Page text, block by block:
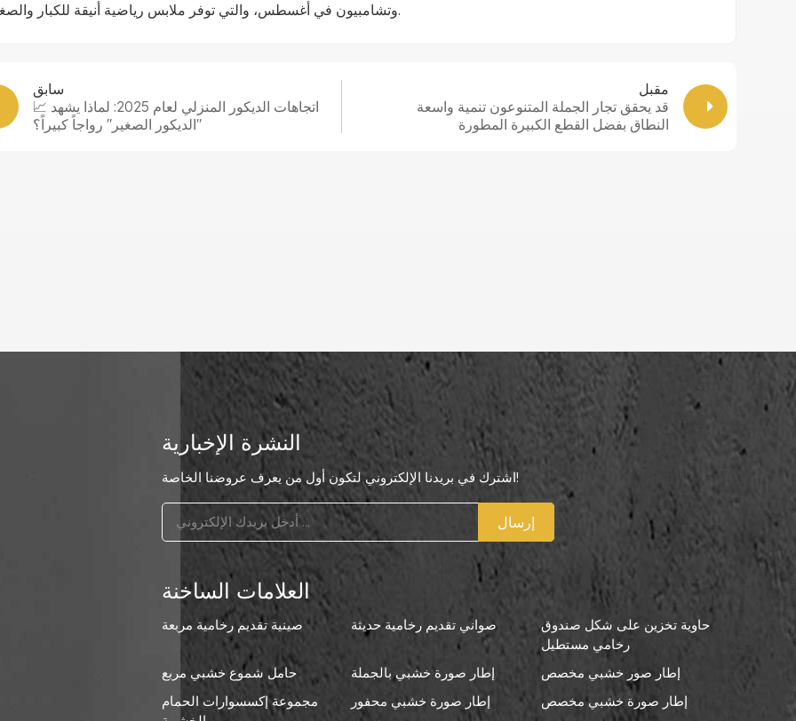
وتشامبيون في أغسطس، والتي توفر ملابس رياضية أنيقة للكبار والصغار.
سابق
📈 اتجاهات الديكور المنزلي لعام 2025: لماذا يشهد
"الديكور الصغير" رواجاً كبيراً؟
مقبل
قد يحقق تجار الجملة المتنوعون تنمية واسعة
النطاق بفضل القطع الكبيرة المطورة
النشرة الإخبارية
اشترك في بريدنا الإلكتروني لتكون أول من يعرف عروضنا الخاصة!
إرسال
العلامات الساخنة
صينية تقديم رخامية مربعة صواني تقديم رخامية حديثة
حاوية تخزين على شكل صندوق
رخامي مستطيل
حامل شموع خشبي مربع
إطار صورة خشبي بالجملة
إطار صور خشبي مخصص
مجموعة إكسسوارات الحمام
إطار صورة خشبي محفور إطار صورة خشبي مخصص